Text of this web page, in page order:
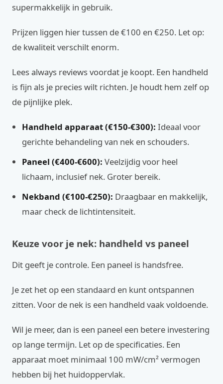
supermakkelijk in gebruik.
Prijzen liggen hier tussen de €100 en €250. Let op:
de kwaliteit verschilt enorm.
Lees always reviews voordat je koopt. Een handheld
is fijn als je precies wilt richten. Je houdt hem zelf op
de pijnlijke plek.
Handheld apparaat (€150-€300): Ideaal voor
gerichte behandeling van nek en schouders.
Paneel (€400-€600): Veelzijdig voor heel
lichaam, inclusief nek. Groter bereik.
Nekband (€100-€250): Draagbaar en makkelijk,
maar check de lichtintensiteit.
Keuze voor je nek: handheld vs paneel
Dit geeft je controle. Een paneel is handsfree.
Je zet het op een standaard en kunt ontspannen
zitten. Voor de nek is een handheld vaak voldoende.
Wil je meer, dan is een paneel een betere investering
op lange termijn. Let op de specificaties. Een
apparaat moet minimaal 100 mW/cm² vermogen
hebben bij het huidoppervlak.